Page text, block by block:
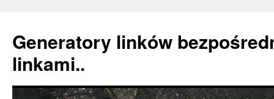
Generatory linków
linkami..